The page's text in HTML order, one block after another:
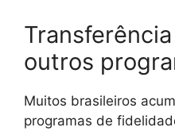
outros
Muitos brasileiros
programas de